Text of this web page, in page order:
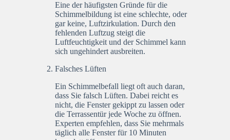
Eine der häufigsten Gründe für die
Schimmelbildung ist eine schlechte, oder
gar keine, Luftzirkulation. Durch den
fehlenden Luftzug steigt die
Luftfeuchtigkeit und der Schimmel kann
sich ungehindert ausbreiten.
Falsches Lüften
Ein Schimmelbefall liegt oft auch daran,
dass Sie falsch Lüften. Dabei reicht es
nicht, die Fenster gekippt zu lassen oder
die Terrassentür jede Woche zu öffnen.
Experten empfehlen, dass Sie mehrmals
täglich alle Fenster für 10 Minuten